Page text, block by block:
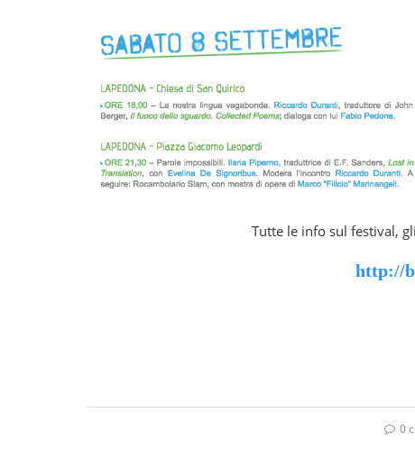
Tutte le info sul festival,
http://
0